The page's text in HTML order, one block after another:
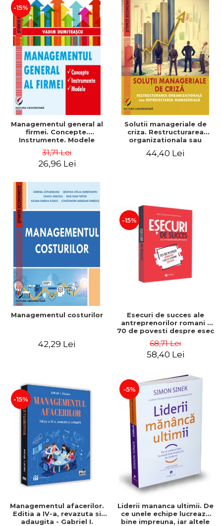
-15%
Managementul general al
firmei. Concepte.
Instrumente. Modele
31,71 Lei
26,96 Lei
Solutii manageriale de
criza. Restructurarea
organizationala sau
44,40 Lei
Managementul costurilor
42,29 Lei
-15%
Esecuri de succes ale
antreprenorilor romani -
70 de povesti despre esec
68,71 Lei
58,40 Lei
-15%
Managementul afacerilor.
Editia a IV-a, revazuta si
adaugita - Gabriel I.
-5%
Liderii mananca ultimii. De
ce unele echipe lucreaza
bine impreuna, iar altele